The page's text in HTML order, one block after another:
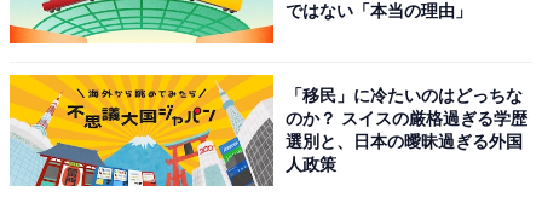
ではない「本当の理由」
「移民」に冷たいのはどっちな
のか？ スイスの厳格過ぎる学歴
選別と、日本の曖昧過ぎる外国
人政策